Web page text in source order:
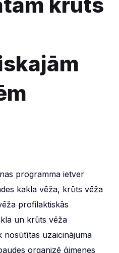
programma ietver
kakla vēža, krūts vēža
profilaktiskās
un krūts vēža
nosūtītas uzaicinājuma
organizē ģimenes